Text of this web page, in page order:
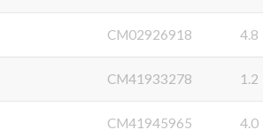
CM02926918 4.8
CM41933278 1.2
CM41945965 4.0